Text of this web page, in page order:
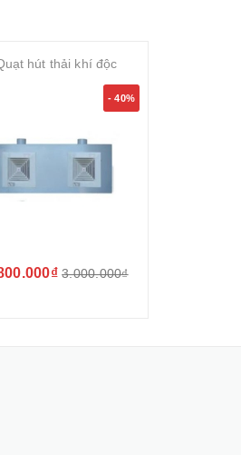
hút thải khí độc
- 40%
3.000.000₫